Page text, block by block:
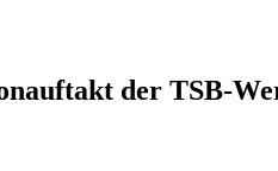
der TSB-